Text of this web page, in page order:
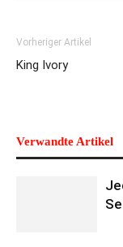
Vorheriger Artikel
King Ivory
Verwandte Artikel